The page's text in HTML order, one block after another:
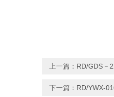
上一篇： RD/GDS－
下一篇： RD/YWX-